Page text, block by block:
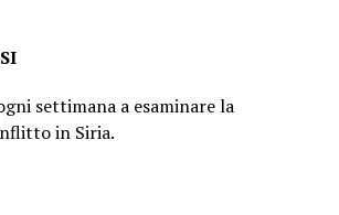
settimana a esaminare la
in Siria.